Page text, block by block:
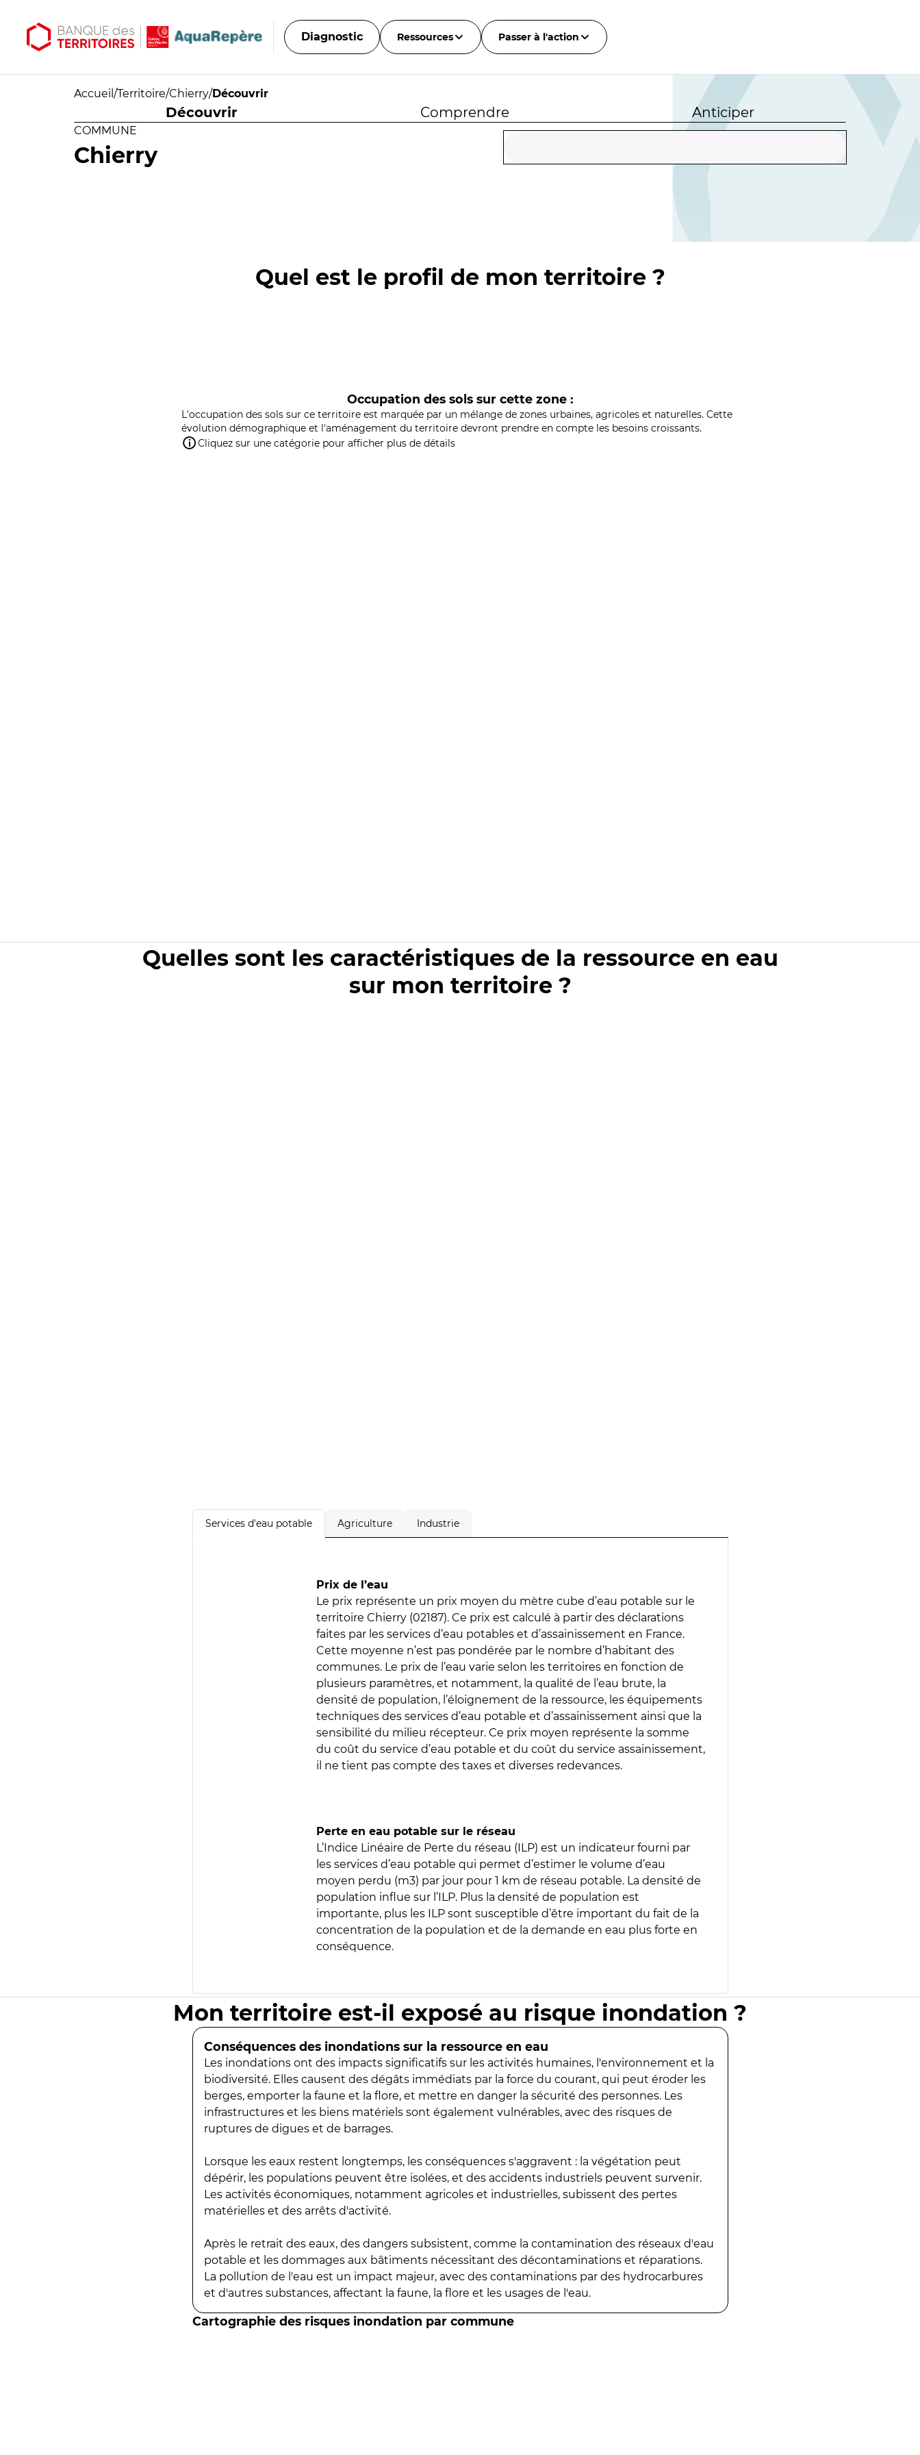
Diagnostic Ressources Passer à l'action
Accueil /Territoire/Chierry/Découvrir
Découvrir Comprendre Anticiper
COMMUNE
Chierry
Quel est le profil de mon territoire ?
Occupation des sols sur cette zone :
L'occupation des sols sur ce territoire est marquée par un mélange de zones urbaines, agricoles et naturelles. Cette
évolution démographique et l'aménagement du territoire devront prendre en compte les besoins croissants.
Cliquez sur une catégorie pour afficher plus de détails
Quelles sont les caractéristiques de la ressource en eau
sur mon territoire ?
Services d'eau potable Agriculture Industrie
Prix de l’eau
Le prix représente un prix moyen du mètre cube d’eau potable sur le
territoire Chierry (02187). Ce prix est calculé à partir des déclarations
faites par les services d’eau potables et d’assainissement en France.
Cette moyenne n’est pas pondérée par le nombre d’habitant des
communes. Le prix de l’eau varie selon les territoires en fonction de
plusieurs paramètres, et notamment, la qualité de l’eau brute, la
densité de population, l’éloignement de la ressource, les équipements
techniques des services d’eau potable et d’assainissement ainsi que la
sensibilité du milieu récepteur. Ce prix moyen représente la somme
du coût du service d’eau potable et du coût du service assainissement,
il ne tient pas compte des taxes et diverses redevances.
Perte en eau potable sur le réseau
L’Indice Linéaire de Perte du réseau (ILP) est un indicateur fourni par
les services d’eau potable qui permet d’estimer le volume d’eau
moyen perdu (m3) par jour pour 1 km de réseau potable. La densité de
population influe sur l’ILP. Plus la densité de population est
importante, plus les ILP sont susceptible d’être important du fait de la
concentration de la population et de la demande en eau plus forte en
conséquence.
Mon territoire est-il exposé au risque inondation ?
Conséquences des inondations sur la ressource en eau
Les inondations ont des impacts significatifs sur les activités humaines, l'environnement et la
biodiversité. Elles causent des dégâts immédiats par la force du courant, qui peut éroder les
berges, emporter la faune et la flore, et mettre en danger la sécurité des personnes. Les
infrastructures et les biens matériels sont également vulnérables, avec des risques de
ruptures de digues et de barrages.
Lorsque les eaux restent longtemps, les conséquences s'aggravent : la végétation peut
dépérir, les populations peuvent être isolées, et des accidents industriels peuvent survenir.
Les activités économiques, notamment agricoles et industrielles, subissent des pertes
matérielles et des arrêts d'activité.
Après le retrait des eaux, des dangers subsistent, comme la contamination des réseaux d'eau
potable et les dommages aux bâtiments nécessitant des décontaminations et réparations.
La pollution de l'eau est un impact majeur, avec des contaminations par des hydrocarbures
et d'autres substances, affectant la faune, la flore et les usages de l'eau.
Cartographie des risques inondation par commune